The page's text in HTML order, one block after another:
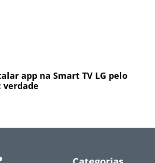
app na Smart TV LG pelo
verdade